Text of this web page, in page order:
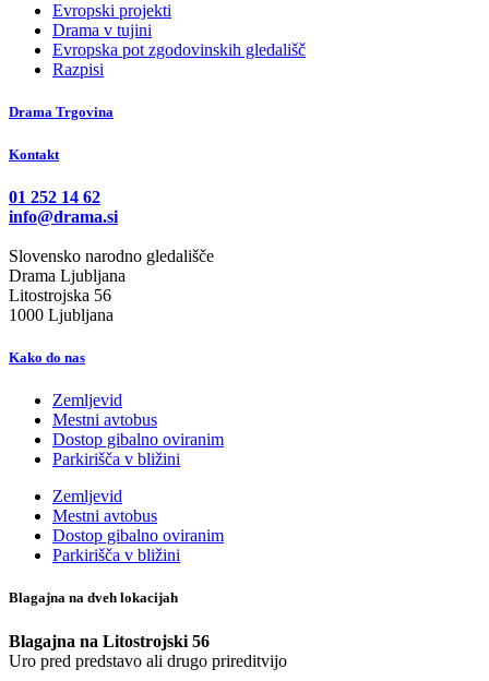
Evropski projekti
Drama v tujini
Evropska pot zgodovinskih gledališč
Razpisi
Drama Trgovina
Kontakt
01 252 14 62
info@drama.si
Slovensko narodno gledališče
Drama Ljubljana
Litostrojska 56
1000 Ljubljana
Kako do nas
Zemljevid
Mestni avtobus
Dostop gibalno oviranim
Parkirišča v bližini
Zemljevid
Mestni avtobus
Dostop gibalno oviranim
Parkirišča v bližini
Blagajna na dveh lokacijah
Blagajna na Litostrojski 56
Uro pred predstavo ali drugo prireditvijo